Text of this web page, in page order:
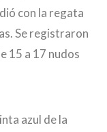
con la regata
Se registraron
15 a 17 nudos
azul de la